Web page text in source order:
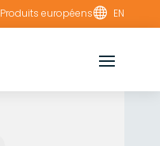
Produits européens EN